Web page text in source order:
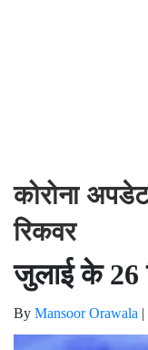
कोरोना
रिकवर
जुलाई के 26
By Mansoor Orawala |